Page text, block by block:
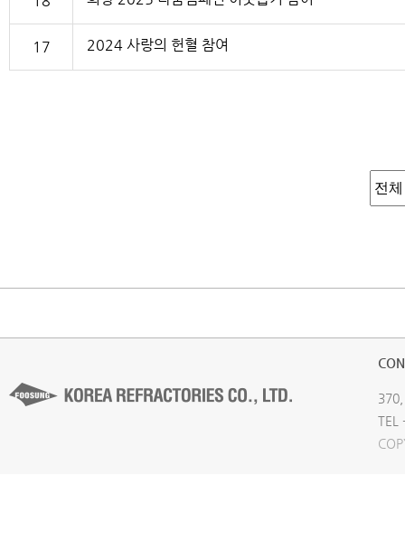
17 2024 사랑의 헌혈 참여
TEL